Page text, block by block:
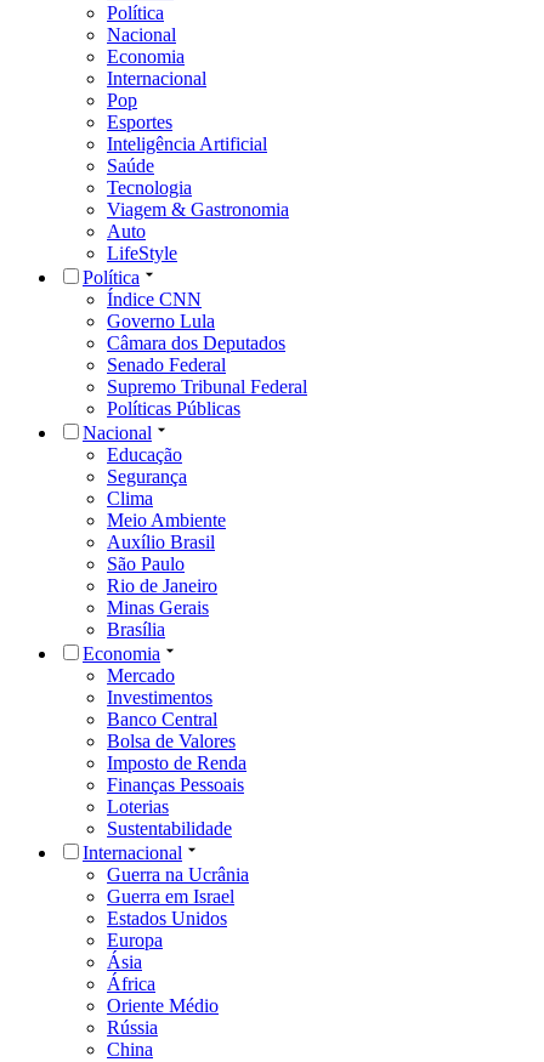
Política
Nacional
Economia
Internacional
Pop
Esportes
Inteligência Artificial
Saúde
Tecnologia
Viagem & Gastronomia
Auto
LifeStyle
Política
Índice CNN
Governo Lula
Câmara dos Deputados
Senado Federal
Supremo Tribunal Federal
Políticas Públicas
Nacional
Educação
Segurança
Clima
Meio Ambiente
Auxílio Brasil
São Paulo
Rio de Janeiro
Minas Gerais
Brasília
Economia
Mercado
Investimentos
Banco Central
Bolsa de Valores
Imposto de Renda
Finanças Pessoais
Loterias
Sustentabilidade
Internacional
Guerra na Ucrânia
Guerra em Israel
Estados Unidos
Europa
Ásia
África
Oriente Médio
Rússia
China